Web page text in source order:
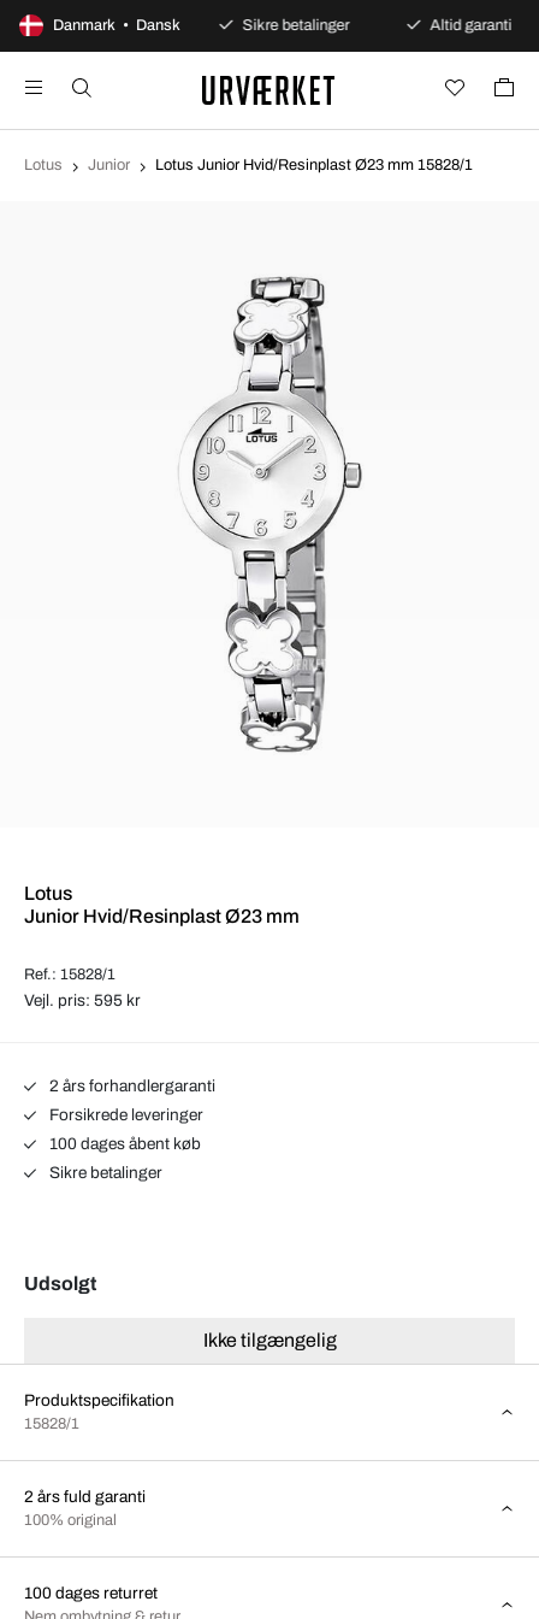
Danmark • Dansk
100 dages åbent køb Sikre betalinger Altid garanti
Lotus Junior Lotus Junior Hvid/Resinplast Ø23 mm 15828/1
Lotus
Junior Hvid/Resinplast Ø23 mm
Ref.: 15828/1
Vejl. pris: 595 kr
2 års forhandlergaranti
Forsikrede leveringer
100 dages åbent køb
Sikre betalinger
Udsolgt
Ikke tilgængelig
Produktspecifikation
15828/1
2 års fuld garanti
100% original
100 dages returret